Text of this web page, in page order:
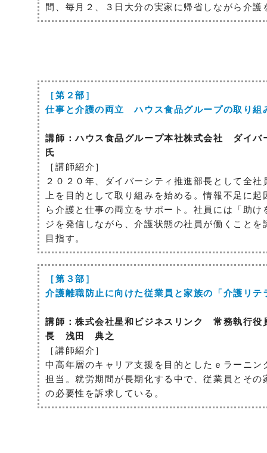
間、毎月２、３日大分の実家に帰省しながら介護
［第２部］
仕事と介護の両立 ハウス食品グループの取り組
講師：ハウス食品グループ本社株式会社 ダ
氏
［講師紹介］
２０２０年、ダイバーシティ推進部長として全
上を目的として取り組みを始める。情報不足に
ら介護と仕事の両立をサポート。社員には「助
ジを発信しながら、介護状態の社員が働くこと
目指す。
［第３部］
介護離職防止に向けた従業員と家族の「介護リテ
講師：株式会社星和ビジネスリンク 常務執行
長 浅田 典之
［講師紹介］
中高年層のキャリア支援を目的としたｅラーニ
担当。就労期間が長期化する中で、従業員とそ
の必要性を訴求している。